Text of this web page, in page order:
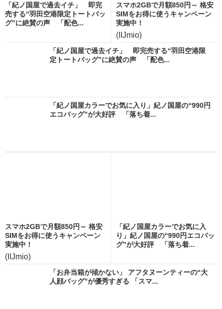
「紀ノ国屋で過去イチ」 即完
売する“羽田空港限定トートバッ
グ”に絶賛の声 「配色...
スマホ2GBで月額850円～ 格安
SIMをお得に使うキャンペーン
実施中！
(IIJmio)
「紀ノ国屋で過去イチ」 即完売する“羽田空港限
定トートバッグ”に絶賛の声 「配色...
「紀ノ国屋カラーでお気に入り」紀ノ国屋の“990円
エコバッグ”が大好評 「落ち着...
スマホ2GBで月額850円～ 格安
SIMをお得に使うキャンペーン
実施中！
(IIJmio)
「紀ノ国屋カラーでお気に入
り」紀ノ国屋の“990円エコバッ
グ”が大好評 「落ち着...
「お弁当箱が傾かない」 アフタヌーンティーの“大
人顔バッグ”が優秀すぎる 「スマ...